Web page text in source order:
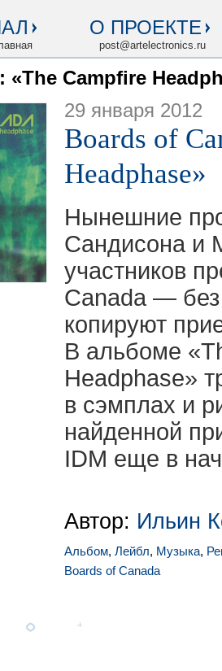
О ПРОЕКТЕ
post@artelectronics.ru
«The Campfire
29 января 2012
Boards of
Headphase»
Нынешние
Сандисона и
участников
Canada — без
копируют
В альбоме
Headphase»
в сэмплах и
найденной
IDM еще в
Автор: Ильин
Альбом, Лейбл, Музыка,
Boards of Canada